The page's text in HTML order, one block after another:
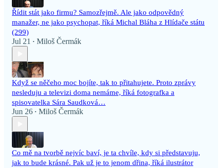
Řídit stát jako firmu? Samozřejmě. Ale jako odpovědný
manažer, ne jako psychopat, říká Michal Bláha z Hlídače státu
(299)
Jul 21 • Miloš Čermák
Když se něčeho moc bojíte, tak to přitahujete. Proto zprávy
nesleduju a televizi doma nemáme, říká fotografka a
spisovatelka Sára Saudková…
Jun 26 • Miloš Čermák
Co mě na tvorbě nejvíc baví, je ta chvíle, kdy si představuju,
jak to bude krásné. Pak už je to jenom dřina, říká ilustrátor